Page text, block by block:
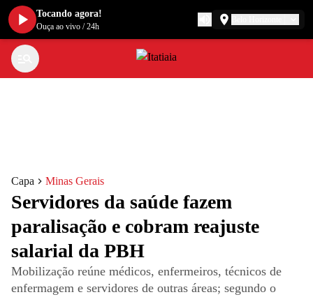
Capa Minas Gerais
Servidores da saúde fazem
paralisação e cobram reajuste
salarial da PBH
Mobilização reúne médicos, enfermeiros, técnicos de
enfermagem e servidores de outras áreas; segundo o
Tocando agora!
Ouça ao vivo /24h